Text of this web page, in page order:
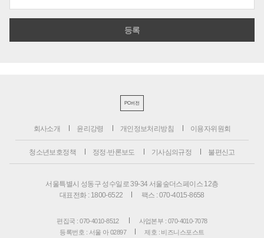
PC버전
회사소개 윤리강령 개인정보처리방침 이용자위원회
청소년보호정책 정정·반론보도 기사심의규정 불편신고
서울특별시 성동구 성수일로 39-34 서울숲더스페이스 12층
대표전화 : 1800-6522
팩스 : 070-4015-8658
편집국 : 070-4010-8512
사업본부 : 070-4010-7078
등록번호 : 서울 아 02897
제호 : 비즈니스포스트